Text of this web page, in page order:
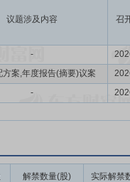
议题涉及内容 召
-
方案,年度报告(摘要)议案
-
解禁数量(股) 实际解禁